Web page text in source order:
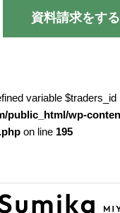
資料請求をする
variable $traders_id
public_html/wp-
on line 195